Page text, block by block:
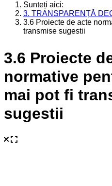
Sunteți aici:
3. TRANSPARENȚĂ
3.6 Proiecte de acte
transmise sugestii
3.6 Proiecte
normative
mai pot fi
sugestii